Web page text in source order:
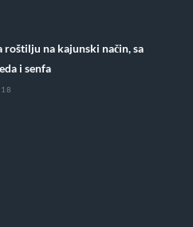
roštilju na kajunski način, sa
i senfa